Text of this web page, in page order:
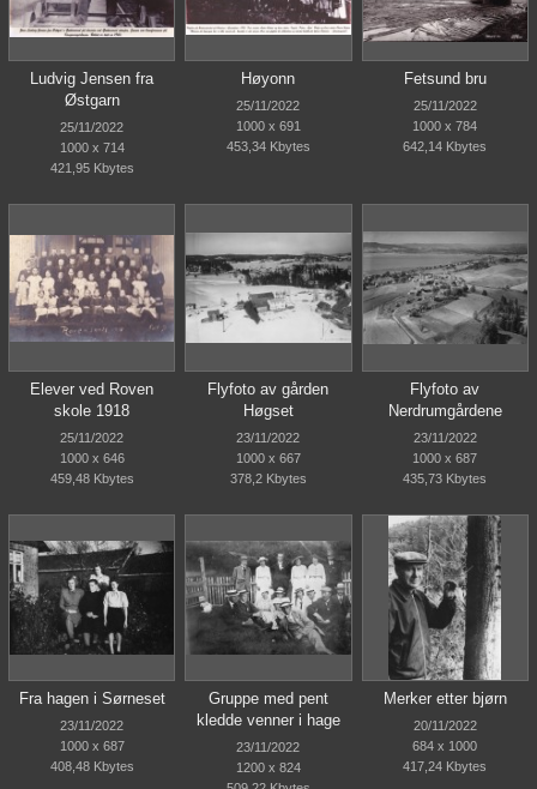
Ludvig Jensen fra
Østgarn
25/11/2022
1000 x 714
421,95 Kbytes
Høyonn
25/11/2022
1000 x 691
453,34 Kbytes
Fetsund bru
25/11/2022
1000 x 784
642,14 Kbytes
Elever ved Roven
skole 1918
25/11/2022
1000 x 646
459,48 Kbytes
Flyfoto av gården
Høgset
23/11/2022
1000 x 667
378,2 Kbytes
Flyfoto av
Nerdrumgårdene
23/11/2022
1000 x 687
435,73 Kbytes
Fra hagen i Sørneset
23/11/2022
1000 x 687
408,48 Kbytes
Gruppe med pent
kledde venner i hage
23/11/2022
1200 x 824
Merker etter bjørn
20/11/2022
684 x 1000
417,24 Kbytes